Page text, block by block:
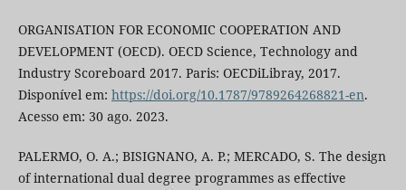
ORGANISATION FOR ECONOMIC COOPERATION AND
DEVELOPMENT (OECD). OECD Science, Technology and
Industry Scoreboard 2017. Paris: OECDiLibray, 2017.
Disponível em: https://doi.org/10.1787/9789264268821-en.
Acesso em: 30 ago. 2023.
PALERMO, O. A.; BISIGNANO, A. P.; MERCADO, S. The design
of international dual degree programmes as effective